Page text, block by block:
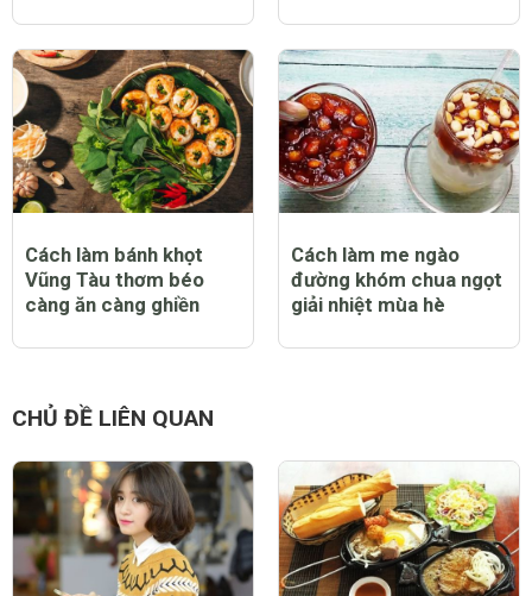
Cách làm bánh khọt
Vũng Tàu thơm béo
càng ăn càng ghiền
Cách làm me ngào
đường khóm chua ngọt
giải nhiệt mùa hè
CHỦ ĐỀ LIÊN QUAN